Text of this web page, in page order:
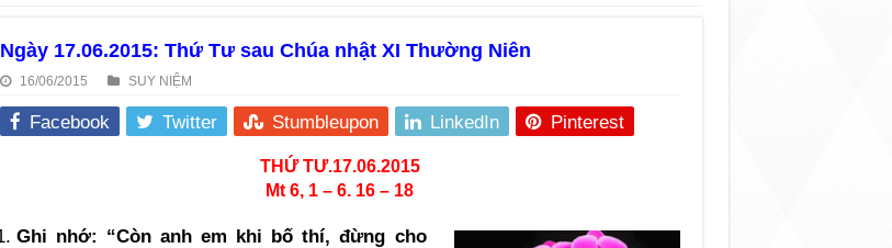
Ngày 17.06.2015: Thứ Tư sau Chúa nhật XI Thường Niên
16/06/2015 SUY NIỆM
Facebook Twitter Stumbleupon LinkedIn Pinterest
THỨ TƯ.17.06.2015
Mt 6, 1 – 6. 16 – 18
Ghi nhớ: “Còn anh em khi bố thí, đừng cho